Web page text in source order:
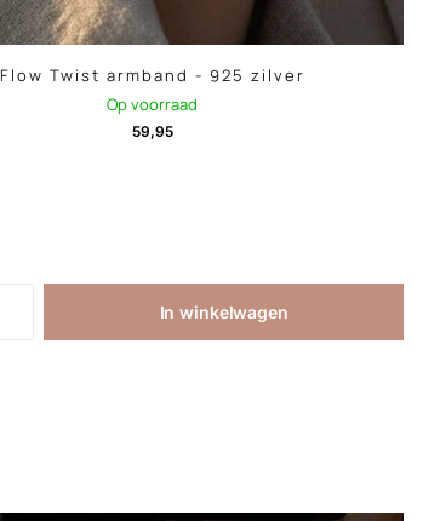
Flow Twist armband - 925 zilver
Op voorraad
59,95
In winkelwagen